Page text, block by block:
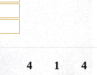
4 1 4